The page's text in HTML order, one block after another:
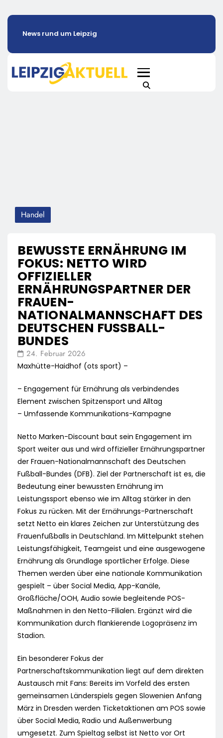
News rund um Leipzig
Handel
BEWUSSTE ERNÄHRUNG IM
FOKUS: NETTO WIRD
OFFIZIELLER
ERNÄHRUNGSPARTNER DER
FRAUEN-
NATIONALMANNSCHAFT DES
DEUTSCHEN FUSSBALL-B
UNDES
24. Februar 2026
Maxhütte-Haidhof (ots sport) –
– Engagement für Ernährung als verbindendes
Element zwischen Spitzensport und Alltag
– Umfassende Kommunikations-Kampagne
Netto Marken-Discount baut sein Engagement im
Sport weiter aus und wird offizieller Ernährungspartner
der Frauen-Nationalmannschaft des Deutschen
Fußball-Bundes (DFB). Ziel der Partnerschaft ist es, die
Bedeutung einer bewussten Ernährung im
Leistungssport ebenso wie im Alltag stärker in den
Fokus zu rücken. Mit der Ernährungs-Partnerschaft
setzt Netto ein klares Zeichen zur Unterstützung des
Frauenfußballs in Deutschland. Im Mittelpunkt stehen
Leistungsfähigkeit, Teamgeist und eine ausgewogene
Ernährung als Grundlage sportlicher Erfolge. Diese
Themen werden über eine nationale Kommunikation
gespielt – über Social Media, App-Kanäle,
Großfläche/OOH, Audio sowie begleitende POS-
Maßnahmen in den Netto-Filialen. Ergänzt wird die
Kommunikation durch flankierende Logopräsenz im
Stadion.
Ein besonderer Fokus der
Partnerschaftskommunikation liegt auf dem direkten
Austausch mit Fans: Bereits im Vorfeld des ersten
gemeinsamen Länderspiels gegen Slowenien Anfang
März in Dresden werden Ticketaktionen am POS sowie
über Social Media, Radio und Außenwerbung
umgesetzt. Zum Spieltag selbst ist Netto vor Ort